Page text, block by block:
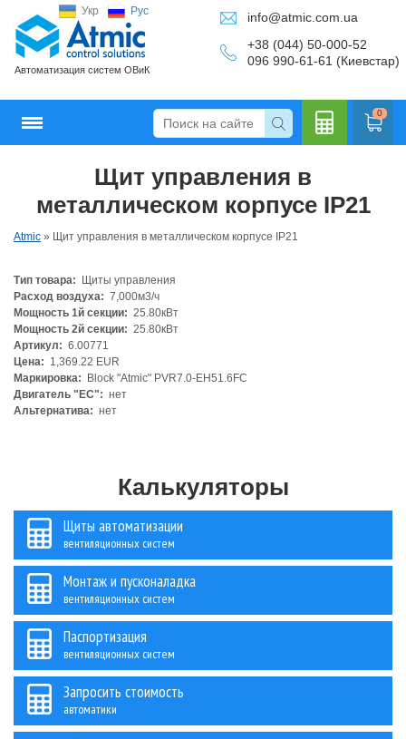
Укр Рус
Автоматизация систем ОВиК
info@atmic.com.ua
+38 (044) 50-000-52
096 990-61-61 (Киевстар)
0
Щит управления в
металлическом корпусе IP21
Atmic » Щит управления в металлическом корпусе IP21
Тип товара:
Щиты управления
Расход воздуха: 7,000м3/ч
Мощность 1й секции: 25.80кВт
Мощность 2й секции: 25.80кВт
Артикул: 6.00771
Цена: 1,369.22 EUR
Маркировка:
Block "Atmic" PVR7.0-EH51.6FC
Двигатель "ЕС": нет
Альтернатива: нет
Калькуляторы
Щиты автоматизации
вентиляционных систем
Монтаж и пусконаладка
вентиляционных систем
Паспортизация
вентиляционных систем
Запросить стоимость
автоматики